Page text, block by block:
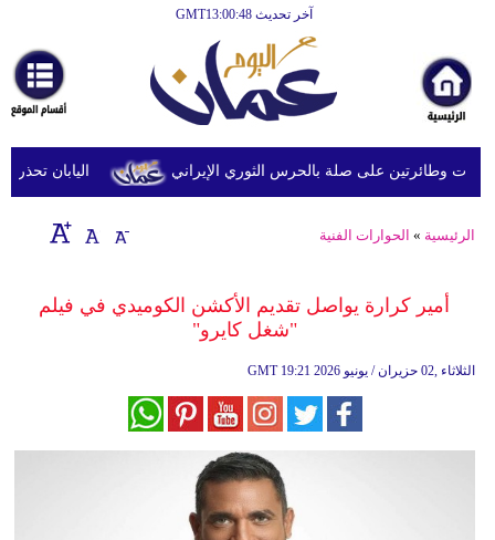
آخر تحديث GMT13:00:48
أخبارعاجلة
رياضة
ثقافة
إقتصاد
وموسيقى
اليابان تحذر من على صلة بالحرس الثوري الإيراني
الرئيسية » الحوارات الفنية
أمير كرارة يواصل تقديم الأكشن الكوميدي في فيلم
"شغل كايرو"
GMT 19:21 2026 الثلاثاء ,02 حزيران / يونيو